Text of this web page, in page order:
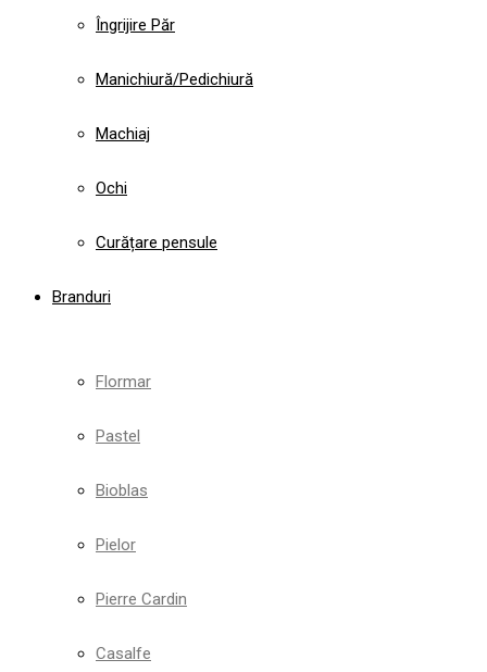
Îngrijire Păr
Manichiură/Pedichiură
Machiaj
Ochi
Curățare pensule
Branduri
Flormar
Pastel
Bioblas
Pielor
Pierre Cardin
Casalfe